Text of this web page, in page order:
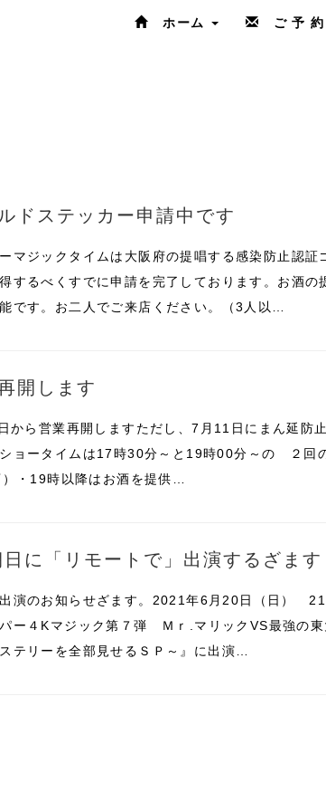
ホーム ご 予 約
ドステッカー申請中です
マジックタイムは大阪府の提唱する感染防止認証
するべくすでに申請を完了しております。お酒
です。お二人でご来店ください。（3人以…
開します
から営業再開しますただし、7月11日にまん延防
ョータイムは17時30分～と19時00分～の ２回
・19時以降はお酒を提供…
日に「リモートで」出演するざます
演のお知らせざます。2021年6月20日（日） 21
パー４Kマジック第７弾 Ｍｒ.マリックVS最強の
テリーを全部見せるＳＰ～』に出演…